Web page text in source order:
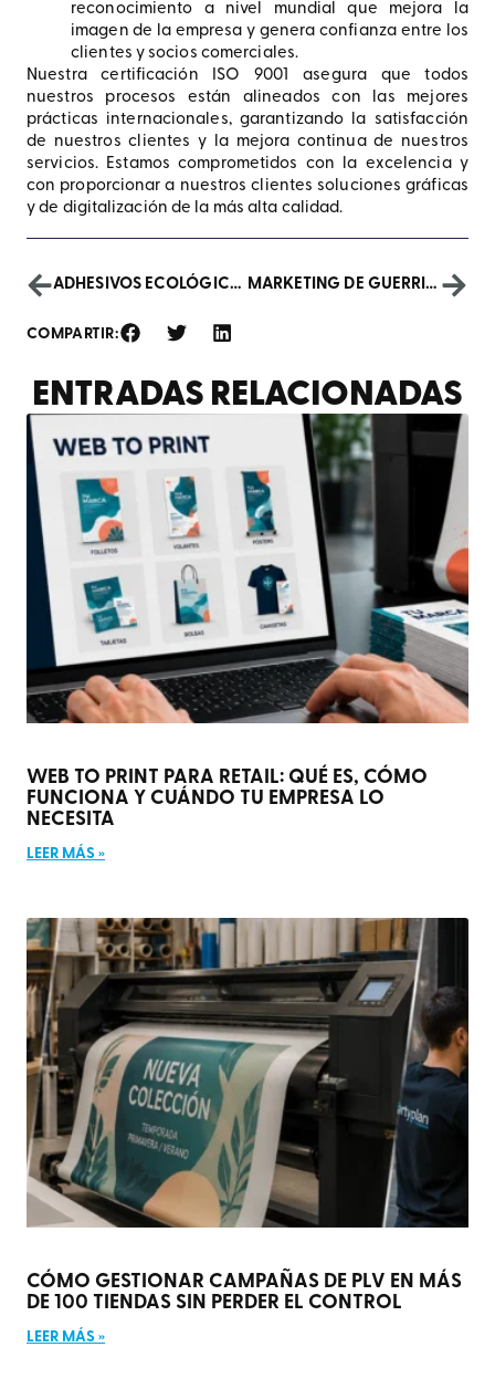
reconocimiento a nivel mundial que mejora la
imagen de la empresa y genera confianza entre los
clientes y socios comerciales.
Nuestra certificación ISO 9001 asegura que todos
nuestros procesos están alineados con las mejores
prácticas internacionales, garantizando la satisfacción
de nuestros clientes y la mejora continua de nuestros
servicios. Estamos comprometidos con la excelencia y
con proporcionar a nuestros clientes soluciones gráficas
y de digitalización de la más alta calidad.
ADHESIVOS ECOLÓGICOS: OPCIÓN SOSTENIBLE PARA TU NEGOCIO MARKETING DE GUERRILLA: LOS SERVICIOS DE IMPRESIÓN POTENCIAN TU ESTRATEGIA
COMPARTIR:
ENTRADAS RELACIONADAS
WEB TO PRINT PARA RETAIL: QUÉ ES, CÓMO
FUNCIONA Y CUÁNDO TU EMPRESA LO
NECESITA
LEER MÁS »
CÓMO GESTIONAR CAMPAÑAS DE PLV EN MÁS
DE 100 TIENDAS SIN PERDER EL CONTROL
LEER MÁS »